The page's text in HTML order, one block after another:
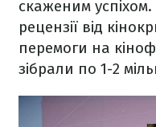
скаженим успіхом.
рецензії від
перемоги на
зібрали по 1-2